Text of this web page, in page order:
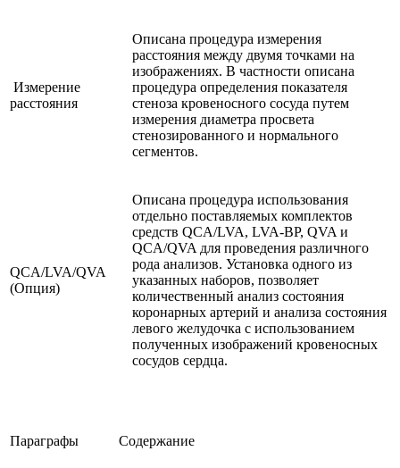
Измерение
расстояния
Описана процедура измерения
расстояния между двумя точками на
изображениях. В частности описана
процедура определения показателя
стеноза кровеносного сосуда путем
измерения диаметра просвета
стенозированного и нормального
сегментов.
QCA/LVA/QVA
(Опция)
Описана процедура использования
отдельно поставляемых комплектов
средств QCA/LVA, LVA-BP, QVA и
QCA/QVA для проведения различного
рода анализов. Установка одного из
указанных наборов, позволяет
количественный анализ состояния
коронарных артерий и анализа состояния
левого желудочка с использованием
полученных изображений кровеносных
сосудов сердца.
Параграфы Содержание